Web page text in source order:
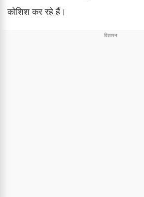
कोशिश कर रहे हैं।